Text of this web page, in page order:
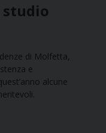
studio
di Molfetta,
e
alcune